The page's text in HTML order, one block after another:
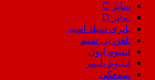
سایز C
سایز D
باتری سیلد اسید
تلفن بی سیم
لیتیوم ایون
لیتیوم پلیمر
سمعکی